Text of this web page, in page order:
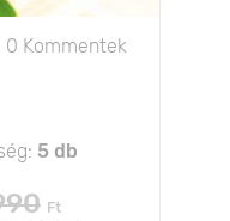
0 Kommentek
5 db
Ft